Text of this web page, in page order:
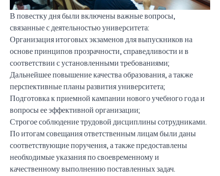
В повестку дня были включены важные вопросы,
связанные с деятельностью университета:
Организация итоговых экзаменов для выпускников на
основе принципов прозрачности, справедливости и в
соответствии с установленными требованиями;
Дальнейшее повышение качества образования, а также
перспективные планы развития университета;
Подготовка к приемной кампании нового учебного года и
вопросы ее эффективной организации;
Строгое соблюдение трудовой дисциплины сотрудниками.
По итогам совещания ответственным лицам были даны
соответствующие поручения, а также предоставлены
необходимые указания по своевременному и
качественному выполнению поставленных задач.
UBS professori "Yangi O‘zbekiston yosh olimlari"
qatoridan joy oldi!
Вышел новый номер нашей любимой газеты «UBS
Xabarnomasi»!
Анализ деятельности UBS и планы на перспективу
Преподаватели UBS повысили квалификацию в
Кыргызстане
Вперёд к победе, Узбекистан!
НАЗНАЧЕНИЕ
UBS в средствах массовой информации
UBS и выпускники университета удостоены наград
хокимията области
Хотите вывести изучение языка на новый уровень?
Inson kapitaliga yo‘naltirilgan investitsiya — Yangi
O‘zbekiston taraqqiyotining eng muhim tayanchi